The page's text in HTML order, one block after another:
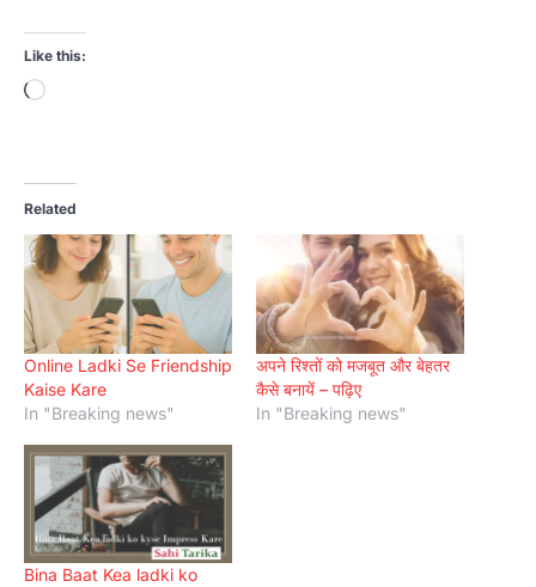
Like this:
Loading…
Related
Online Ladki Se Friendship
Kaise Kare
In "Breaking news"
अपने रिश्तों को मजबूत और बेहतर
कैसे बनायें – पढ़िए
In "Breaking news"
Bina Baat Kea ladki ko